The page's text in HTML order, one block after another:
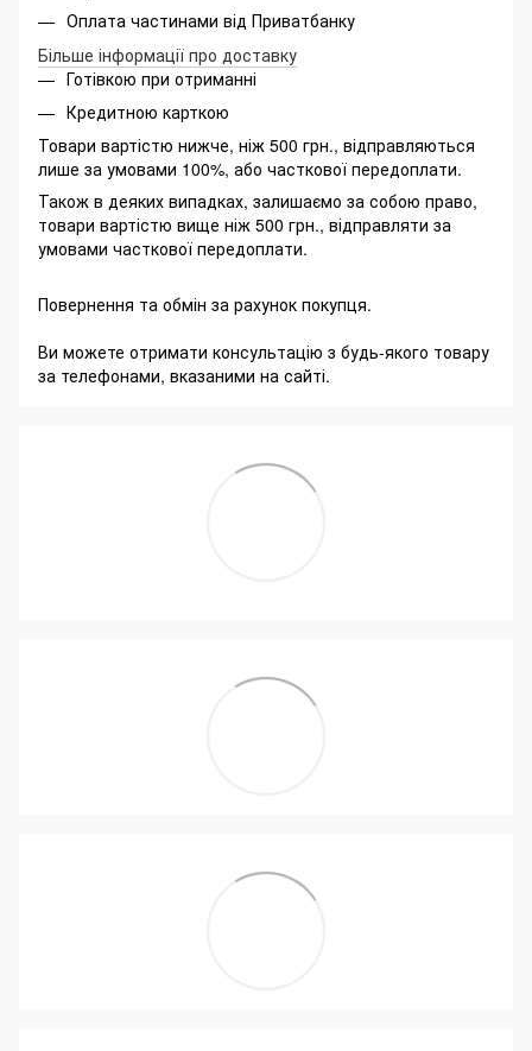
Оплата частинами від Приватбанку
Більше інформації про доставку
Готівкою при отриманні
Кредитною карткою
Товари вартістю нижче, ніж 500 грн., відправляються
лише за умовами 100%, або часткової передоплати.
Також в деяких випадках, залишаємо за собою право,
товари вартістю вище ніж 500 грн., відправляти за
умовами часткової передоплати.
Повернення та обмін за рахунок покупця.
Ви можете отримати консультацію з будь-якого товару
за телефонами, вказаними на сайті.